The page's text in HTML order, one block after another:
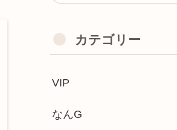
れたJKがたくさんいるという事実
行った我が子が義兄嫁に「知らない苗
部、迫力がすごい
さない日本人、失敗企業や地方衰退を
カテゴリー
VIP
なんG